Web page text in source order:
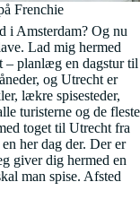
Frenchie
i Amsterdam? Og nu
Lad mig hermed
– planlæg en dagstur til
og Utrecht er
lækre spisesteder,
turisterne og de fleste
toget til Utrecht fra
her dag der. Der er
giver dig hermed en
man spise. Afsted